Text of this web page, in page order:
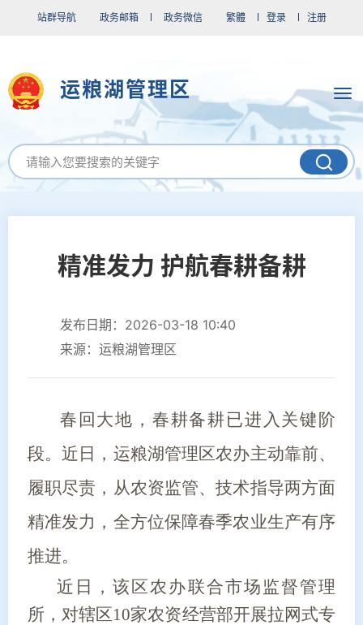
站群导航 政务邮箱 政务微信 繁體 登录 注册
运粮湖管理区
精准发力 护航春耕备耕
发布日期：2026-03-18 10:40
来源：运粮湖管理区
春回大地，春耕备耕已进入关键阶
段。近日，运粮湖管理区农办主动靠前、
履职尽责，从农资监管、技术指导两方面
精准发力，全方位保障春季农业生产有序
推进。
近日，该区农办联合市场监督管理
所，对辖区10家农资经营部开展拉网式专